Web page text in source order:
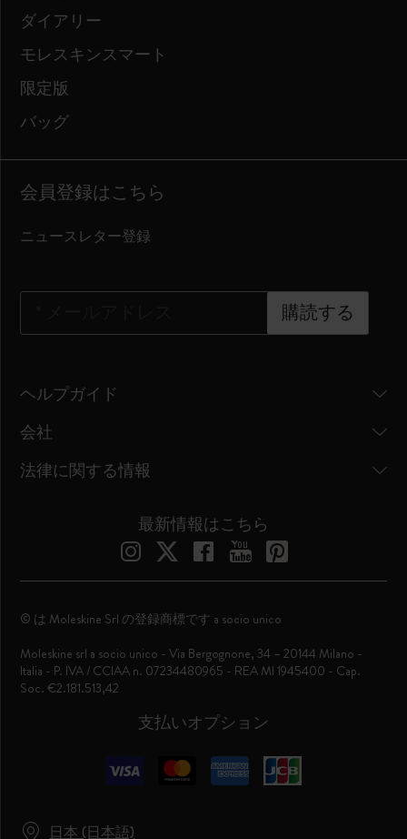
ダイアリー
モレスキンスマート
限定版
バッグ
会員登録はこちら
ニュースレター登録
購読する
ヘルプガイド
会社
法律に関する情報
最新情報はこちら
日本 (日本語)
支払いオプション
© は Moleskine Srl の登録商標です a socio unico
Moleskine srl a socio unico - Via Bergognone, 34 – 20144 Milano -
Italia - P. IVA / CCIAA n. 07234480965 - REA MI 1945400 - Cap.
Soc. €2.181.513,42